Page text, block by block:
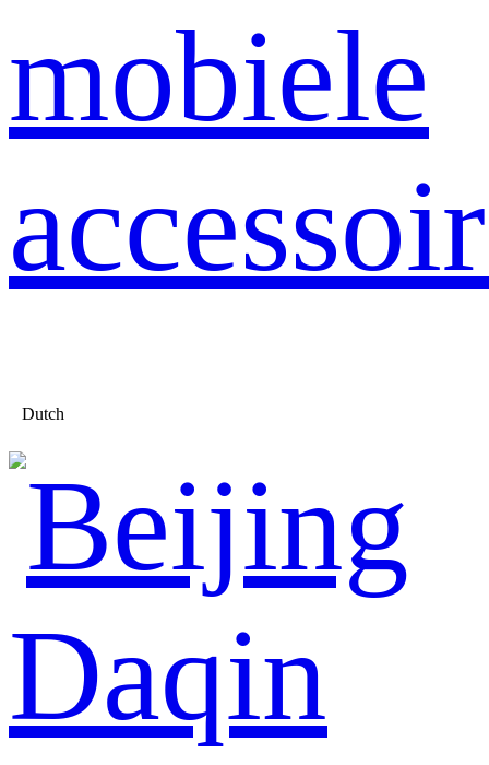
mobiele
Dutch